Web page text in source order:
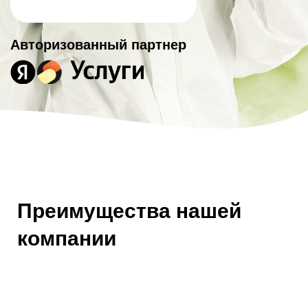
Авторизованный партнер
Преимущества нашей
компании